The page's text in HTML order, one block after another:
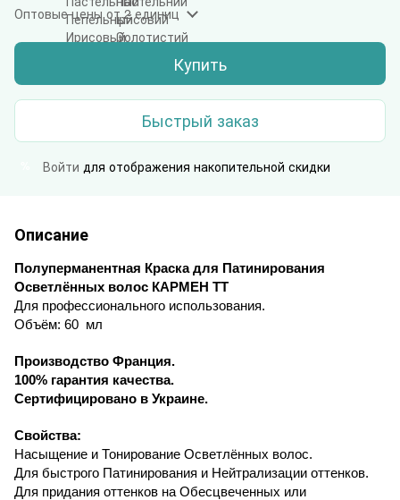
Оптовые ценыот 2 единиц
Купить
Быстрый заказ
Войти для отображения накопительной скидки
Описание
Полуперманентная Краска для Патинирования
Осветлённых волос КАРМЕН ТТ
Для профессионального использования.
Объём: 60 мл
Производство Франция.
100% гарантия качества.
Сертифицировано в Украине.
Свойства:
Насыщение и Тонирование Осветлённых волос.
Для быстрого Патинирования и Нейтрализации оттенков.
Для придания оттенков на Обесцвеченных или